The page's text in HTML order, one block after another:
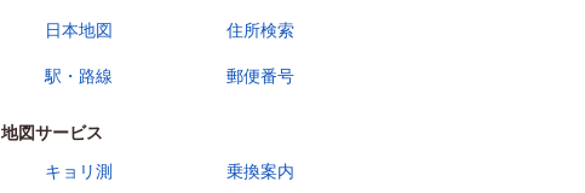
日本地図 住所検索
駅・路線 郵便番号
地図サービス
キョリ測
乗換案内